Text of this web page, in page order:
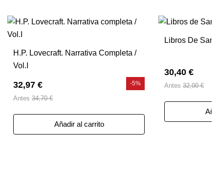
H.P. Lovecraft. Narrativa Completa /
Vol.I
32,97 €
Antes 34,70 €
-5%
Añadir al carrito
Libros De
30,40 €
Antes 32,00 €